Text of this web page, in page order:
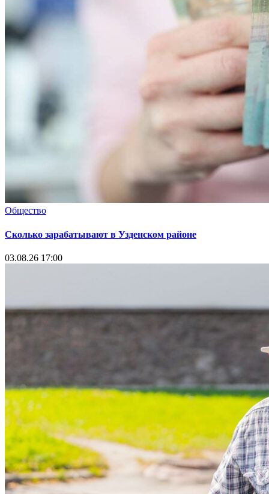
Общество
Сколько зарабатывают в Узденском районе
03.08.26 17:00